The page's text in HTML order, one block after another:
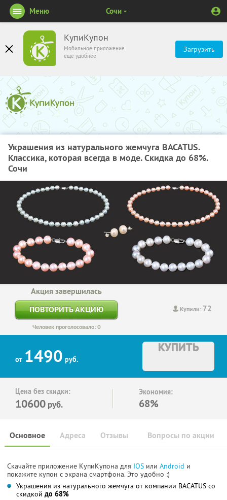
КупиКупон
Мобильное приложение
ещё удобнее
Загрузить
Меню Сочи
Украшения из натурального жемчуга BACATUS.
Классика, которая всегда в моде. Скидка до 68%.
Сочи
Купили: 72
Акция завершилась
ПОВТОРИТЬ АКЦИЮ
Человек проголосовало: 0
от 1490 руб.
КУПИТЬ
Цена без скидки:
10600 руб.
Экономия:
68%
Основное Отзывы Вопросы по акции
Адреса
Скачайте приложение КупиКупона для IOS или Android и
покажите купон с экрана смартфона. Это удобно :)
Украшения из натурального жемчуга от компании BACATUS со
скидкой до 68%